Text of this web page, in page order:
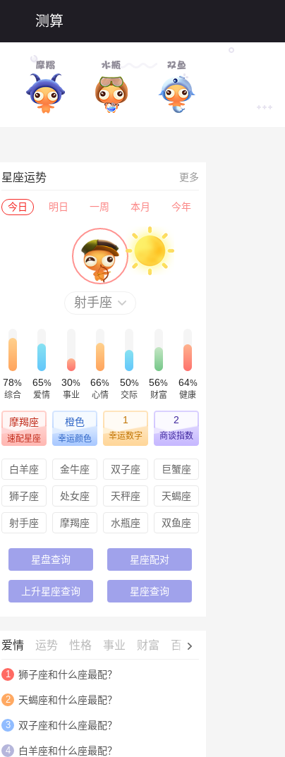
测算
星座运势 更多
今日 明日 一周 本月 今年
射手座
78%
综合
65%
爱情
30%
事业
66%
心情
50%
交际
56%
财富
64%
健康
摩羯座
速配星座
橙色
幸运颜色
1
幸运数字
2
商谈指数
白羊座 金牛座 双子座 巨蟹座
狮子座 处女座 天秤座 天蝎座
射手座 摩羯座 水瓶座 双鱼座
星盘查询 星座配对
上升星座查询 星座查询
爱情 运势 性格 事业 财富 百科
1 狮子座和什么座最配？
2 天蝎座和什么座最配？
3 双子座和什么座最配？
4 白羊座和什么座最配？